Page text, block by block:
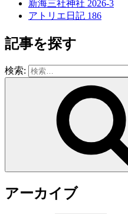
新海三社神社 2026-3
アトリエ日記 186
記事を探す
検索:
アーカイブ